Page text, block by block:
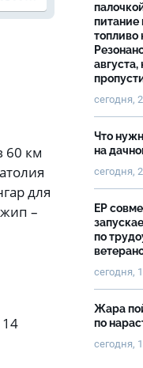
60 км
для
–
питание
топливо
сегодня,
Что
на
сегодня,
ЕР
по
сегодня,
Жара
по
сегодня,